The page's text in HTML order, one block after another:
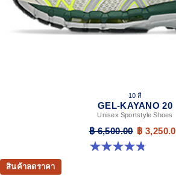
10 สี
GEL-KAYANO 20
Unisex Sportstyle Shoes
฿ 6,500.00 ฿
4.8 จาก 5 ดาว 221 รีวิว
สินค้าลดราคา